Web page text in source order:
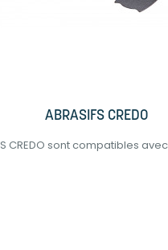
ABRASIFS CREDO
CREDO sont compatibles